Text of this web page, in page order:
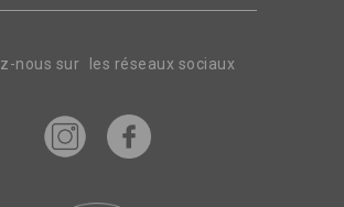
nous sur les réseaux sociaux